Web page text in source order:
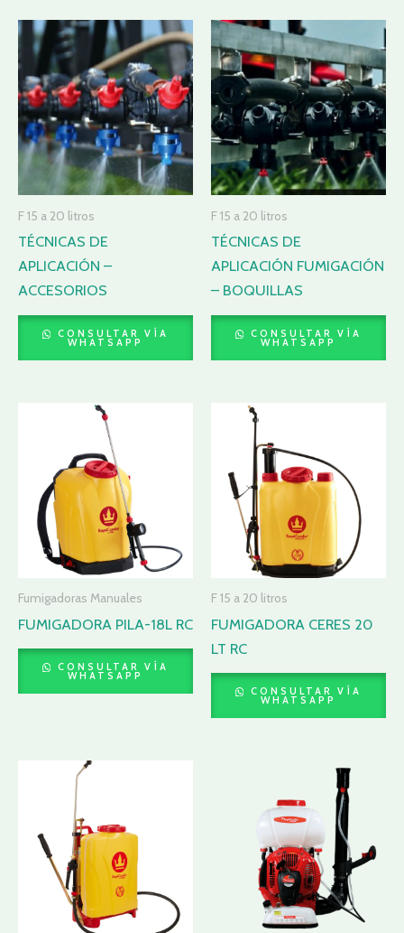
F 15 a 20 litros
TÉCNICAS DE
APLICACIÓN –
ACCESORIOS
CONSULTAR VÍA
WHATSAPP
F 15 a 20 litros
TÉCNICAS DE
APLICACIÓN FUMIGACIÓN
– BOQUILLAS
CONSULTAR VÍA
WHATSAPP
Fumigadoras Manuales
FUMIGADORA PILA-18L RC
CONSULTAR VÍA
WHATSAPP
F 15 a 20 litros
FUMIGADORA CERES 20
LT RC
CONSULTAR VÍA
WHATSAPP